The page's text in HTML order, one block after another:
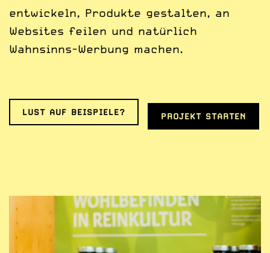
ent­wickeln, Produkte gestalten, an
Websites feilen und natürlich
Wahnsinns-Werbung machen.
LUST AUF BEISPIELE? PROJEKT STARTEN